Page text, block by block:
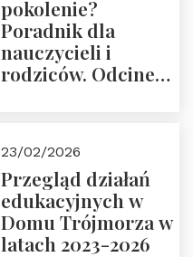
pokolenie?
Poradnik dla
nauczycieli i
rodziców. Odcinek
Rozmawiają red.
Grzegorz Górny i
prof. Michał
Łuczewski
23/02/2026
Przegląd działań
edukacyjnych w
Domu Trójmorza w
latach 2023-2026